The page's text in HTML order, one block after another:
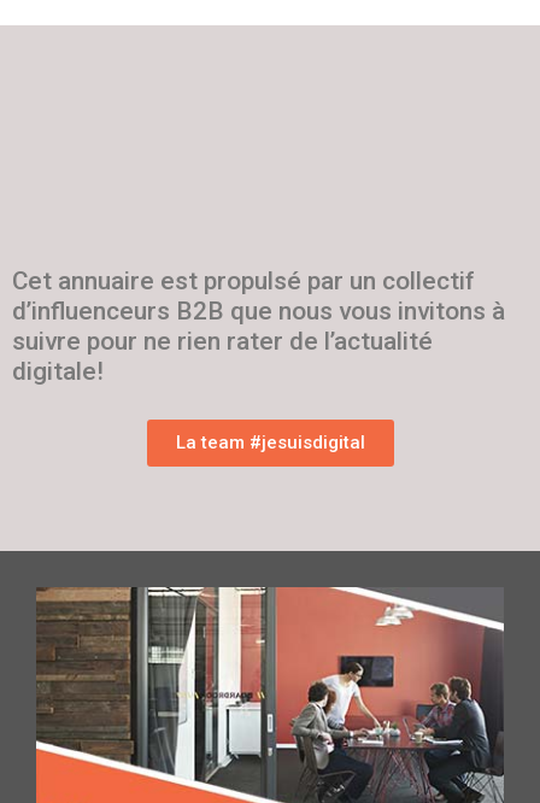
Cet annuaire est propulsé par un collectif
d’influenceurs B2B que nous vous invitons à
suivre pour ne rien rater de l’actualité
digitale!
La team #jesuisdigital